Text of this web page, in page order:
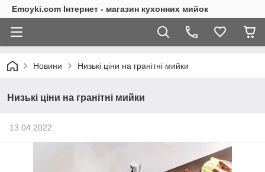
Emoyki.com Інтернет - магазин кухонних мийок
Новини Низькі ціни на гранітні мийки
Низькі ціни на гранітні мийки
13.04.2022